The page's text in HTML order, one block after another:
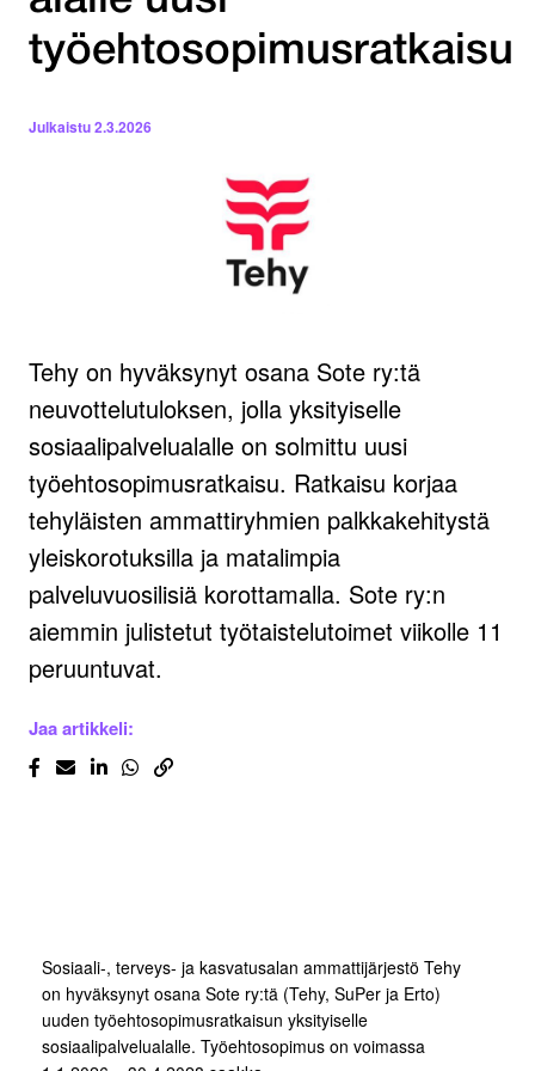
työehtosopimusratkaisu
Julkaistu2.3.2026
Tehy on hyväksynyt osana Sote ry:tä
neuvottelutuloksen, jolla yksityiselle
sosiaalipalvelualalle on solmittu uusi
työehtosopimusratkaisu. Ratkaisu korjaa
tehyläisten ammattiryhmien palkkakehitystä
yleiskorotuksilla ja matalimpia
palveluvuosilisiä korottamalla. Sote ry:n
aiemmin julistetut työtaistelutoimet viikolle 11
peruuntuvat.
Jaa artikkeli:
Sosiaali-, terveys- ja kasvatusalan ammattijärjestö Tehy
on hyväksynyt osana Sote ry:tä (Tehy, SuPer ja Erto)
uuden työehtosopimusratkaisun yksityiselle
sosiaalipalvelualalle. Työehtosopimus on voimassa